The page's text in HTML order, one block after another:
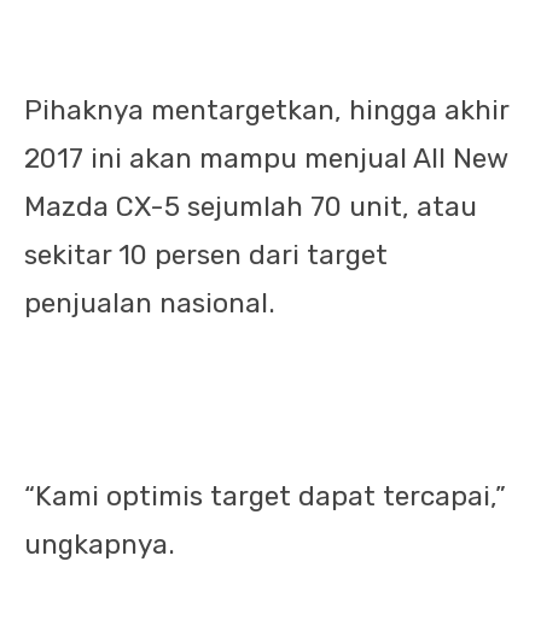
Pihaknya mentargetkan, hingga akhir
2017 ini akan mampu menjual All New
Mazda CX-5 sejumlah 70 unit, atau
sekitar 10 persen dari target
penjualan nasional.
“Kami optimis target dapat tercapai,”
ungkapnya.